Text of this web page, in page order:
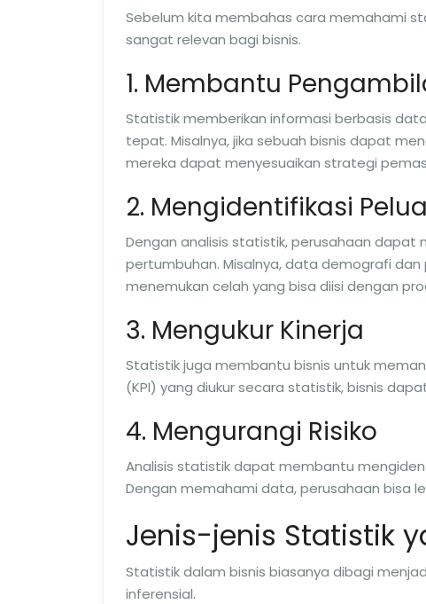
Sebelum kita membahas cara memahami
sangat relevan bagi bisnis.
1. Membantu
Statistik memberikan informasi berbasis
tepat. Misalnya, jika sebuah bisnis dapat
mereka dapat menyesuaikan strategi
2. Mengidentifikasi
Dengan analisis statistik, perusahaan
pertumbuhan. Misalnya, data demografi
menemukan celah yang bisa diisi dengan
3. Mengukur Kinerja
Statistik juga membantu bisnis untuk
(KPI) yang diukur secara statistik, bisnis
4. Mengurangi Risiko
Analisis statistik dapat membantu
Dengan memahami data, perusahaan bisa
Jenis-jenis Statistik
Statistik dalam bisnis biasanya dibagi
inferensial.